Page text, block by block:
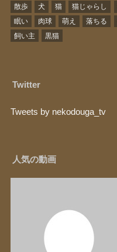
散歩
犬 猫 猫じゃらし
眠い
肉球 萌え 落ちる
飼い主
黒猫
Twitter
Tweets by nekodouga_tv
人気の動画